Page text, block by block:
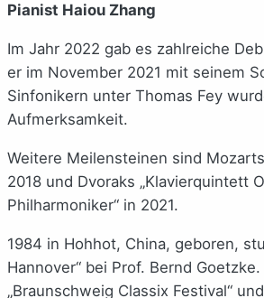
Pianist Haiou Zhang
Im Jahr 2022 gab es zahlreiche
er im November 2021 mit seinem
Sinfonikern unter Thomas Fey
Aufmerksamkeit.
Weitere Meilensteinen sind
2018 und Dvoraks „Klavierquintett
Philharmoniker“ in 2021.
1984 in Hohhot, China, geboren,
Hannover“ bei Prof. Bernd
„Braunschweig Classix Festival“